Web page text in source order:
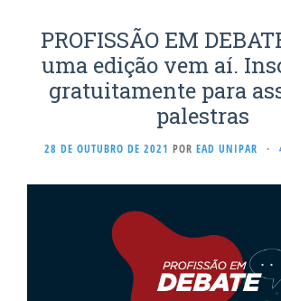
PROFISSÃO EM
uma edição vem aí.
gratuitamente para
palestras
28 DE OUTUBRO DE 2021 POR EAD UNIPAR ·